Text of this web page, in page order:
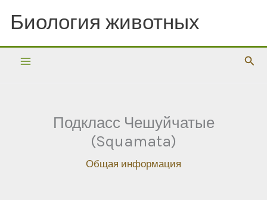
содержимому
Биология животных
Подкласс Чешуйчатые
(Squamata)
Общая информация